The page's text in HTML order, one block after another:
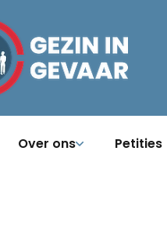
Over ons Petities